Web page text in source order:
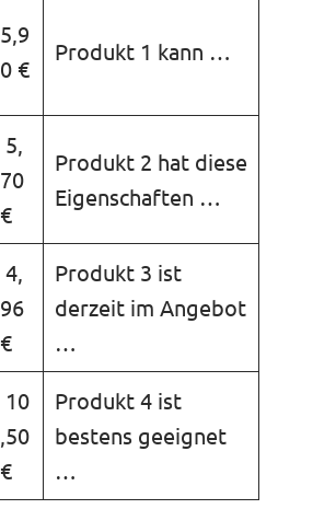
5,9
0 €
Produkt 1 kann …
5,
70
€
Produkt 2 hat diese
Eigenschaften …
4,
96
€
Produkt 3 ist
derzeit im Angebot
…
10
,50
€
Produkt 4 ist
bestens geeignet
…